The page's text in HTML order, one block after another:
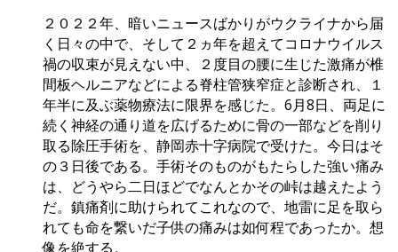
２０２２年、暗いニュースばかりがウクライナから届
く日々の中で、そして２ヵ年を超えてコロナウイルス
禍の収束が見えない中、２度目の腰に生じた激痛が椎
間板ヘルニアなどによる脊柱管狭窄症と診断され、１
年半に及ぶ薬物療法に限界を感じた。6月8日、両足に
続く神経の通り道を広げるために骨の一部などを削り
取る除圧手術を、静岡赤十字病院で受けた。今日はそ
の３日後である。手術そのものがもたらした強い痛み
は、どうやら二日ほどでなんとかその峠は越えたよう
だ。鎮痛剤に助けられてこれなので、地雷に足を取ら
れても命を繋いだ子供の痛みは如何程であったか。想
像を絶する。